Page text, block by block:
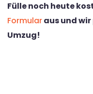
Fülle noch heute
Formularaus und
Umzug!